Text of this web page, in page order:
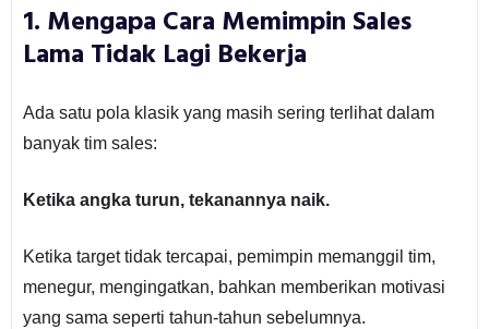
1. Mengapa Cara Memimpin Sales
Lama Tidak Lagi Bekerja
Ada satu pola klasik yang masih sering terlihat dalam
banyak tim sales:
Ketika angka turun, tekanannya naik.
Ketika target tidak tercapai, pemimpin memanggil tim,
menegur, mengingatkan, bahkan memberikan motivasi
yang sama seperti tahun-tahun sebelumnya.